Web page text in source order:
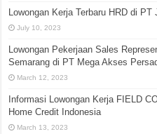
Lowongan Kerja Terbaru HRD di
July 10, 2023
Lowongan Pekerjaan Sales
Semarang di PT Mega Akses
March 12, 2023
Informasi Lowongan Kerja FIELD
Home Credit Indonesia
March 13, 2023